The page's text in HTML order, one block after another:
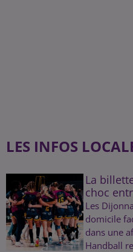
LES INFOS
La
choc
Les
domicile
dans une
Handball